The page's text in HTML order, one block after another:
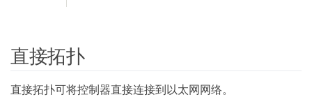
直接拓扑
直接拓扑可将控制器直接连接到以太网网络。